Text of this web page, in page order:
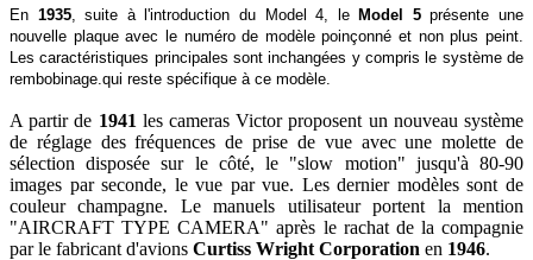
En 1935, suite à l'introduction du Model 4, leModel 5présente une
nouvelle plaque avec le numéro de modèle poinçonné et non plus peint.
Les caractéristiques principales sont inchangées y compris le système de
rembobinage.qui reste spécifique à ce modèle.
A partir de 1941 les cameras Victor proposent un nouveau système
de réglage des fréquences de prise de vue avec une molette de
sélection disposée sur le côté, le "slow motion" jusqu'à 80-90
images par seconde, le vue par vue. Les dernier modèles sont de
couleur champagne. Le manuels utilisateur portent la mention
"AIRCRAFT TYPE CAMERA" après le rachat de la compagnie
par le fabricant d'avions Curtiss Wright Corporation en 1946.